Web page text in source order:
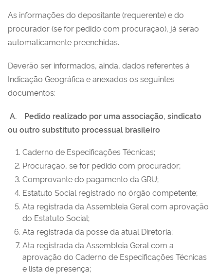
As informações do depositante (requerente) e do
procurador (se for pedido com procuração), já serão
automaticamente preenchidas.
Deverão ser informados, ainda, dados referentes à
Indicação Geográfica e anexados os seguintes
documentos:
A. Pedido realizado por uma associação, sindicato
ou outro substituto processual brasileiro
Caderno de Especificações Técnicas;
Procuração, se for pedido com procurador;
Comprovante do pagamento da GRU;
Estatuto Social registrado no órgão competente;
Ata registrada da Assembleia Geral com aprovação
do Estatuto Social;
Ata registrada da posse da atual Diretoria;
Ata registrada da Assembleia Geral com a
aprovação do Caderno de Especificações Técnicas
e lista de presença;